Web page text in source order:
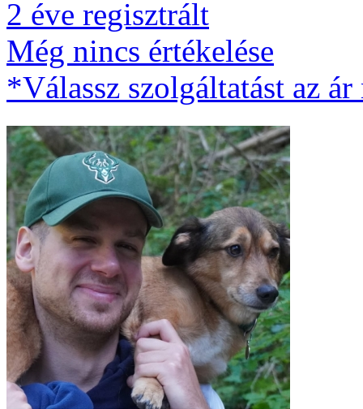
2 éve regisztrált
Még nincs értékelése
*Válassz szolgáltatást az